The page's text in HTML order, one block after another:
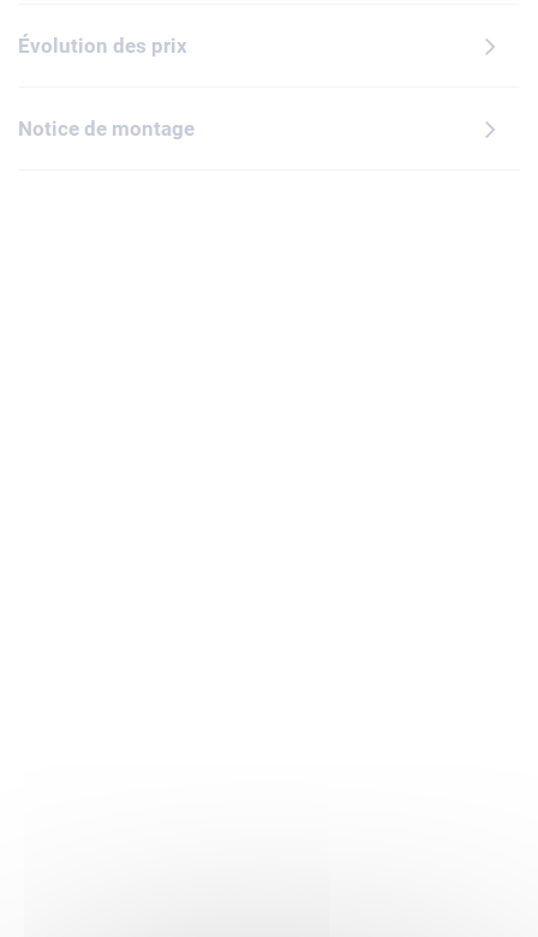
maquette détaillée constitue une décoration fascinante
pour la maison ou le bureau et un cadeau d'anniversaire ou
fiction.L'application LEGO Builder propose une expérience
de construction enrichie avec visualisation du modèle en 3D,
Évolution des prix
Notice de montage